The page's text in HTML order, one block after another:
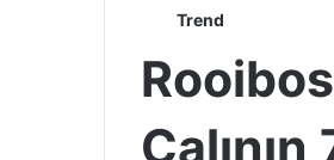
Trend
Rooibos